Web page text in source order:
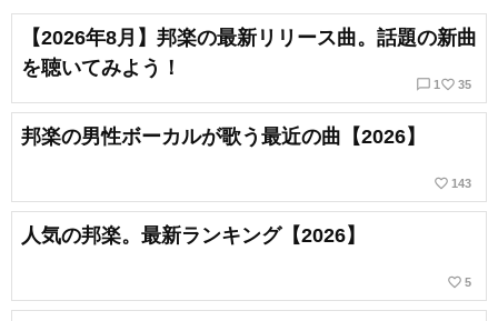
【2026年8月】邦楽の最新リリース曲。話題の新曲
を聴いてみよう！
chat_bubble_outline 1 favorite_border 35
邦楽の男性ボーカルが歌う最近の曲【2026】
favorite_border 143
人気の邦楽。最新ランキング【2026】
favorite_border 5